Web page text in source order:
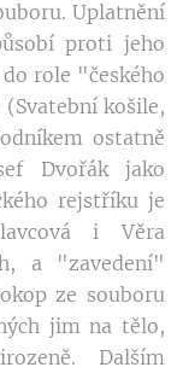
Uplatnění
proti jeho
role "českého
košile,
ostatně
Dvořák jako
rejstříku je
i Věra
a "zavedení"
ze souboru
jim na tělo,
Dalším